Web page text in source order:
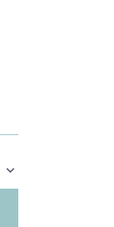
keyboard_arrow_down